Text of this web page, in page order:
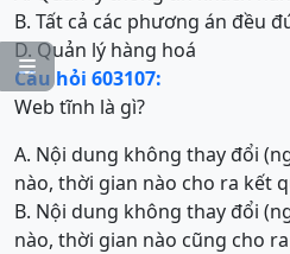

B. Tất cả các phương án đều
D. Quản lý hàng hoá
Câu hỏi 603107:
Web tĩnh là gì?
A. Nội dung không thay đổi
nào, thời gian nào cho ra kết
B. Nội dung không thay đổi
nào, thời gian nào cũng cho